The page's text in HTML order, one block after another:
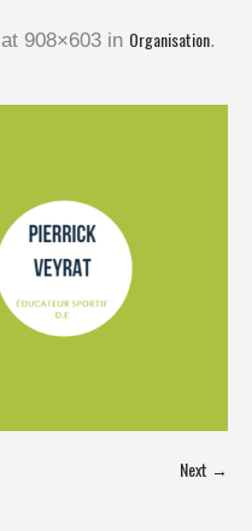
at 908×603 in Organisation.
Next →